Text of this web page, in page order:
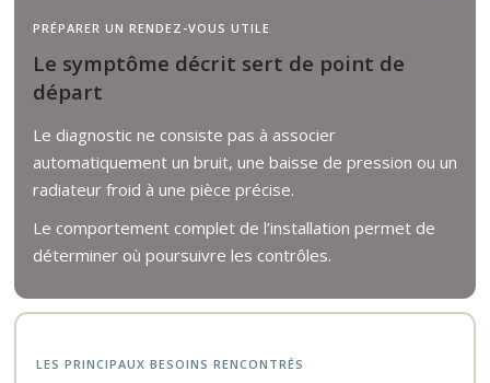
PRÉPARER UN RENDEZ-VOUS UTILE
Le symptôme décrit sert de point de
départ
Le diagnostic ne consiste pas à associer
automatiquement un bruit, une baisse de pression ou un
radiateur froid à une pièce précise.
Le comportement complet de l’installation permet de
déterminer où poursuivre les contrôles.
LES PRINCIPAUX BESOINS RENCONTRÉS